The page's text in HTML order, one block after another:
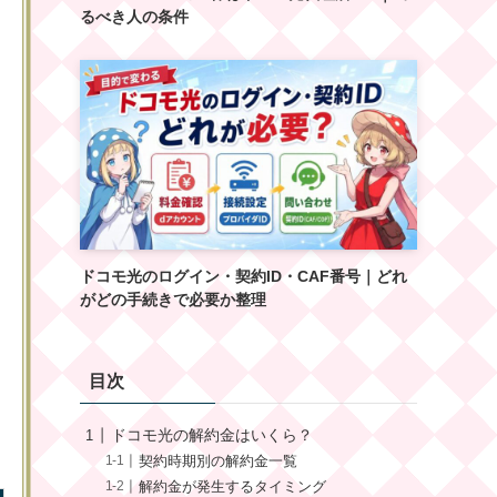
るべき人の条件
ドコモ光のログイン・契約ID・CAF番号｜どれ
がどの手続きで必要か整理
目次
ドコモ光の解約金はいくら？
契約時期別の解約金一覧
解約金が発生するタイミング